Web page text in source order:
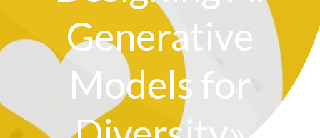
Generative
Models for